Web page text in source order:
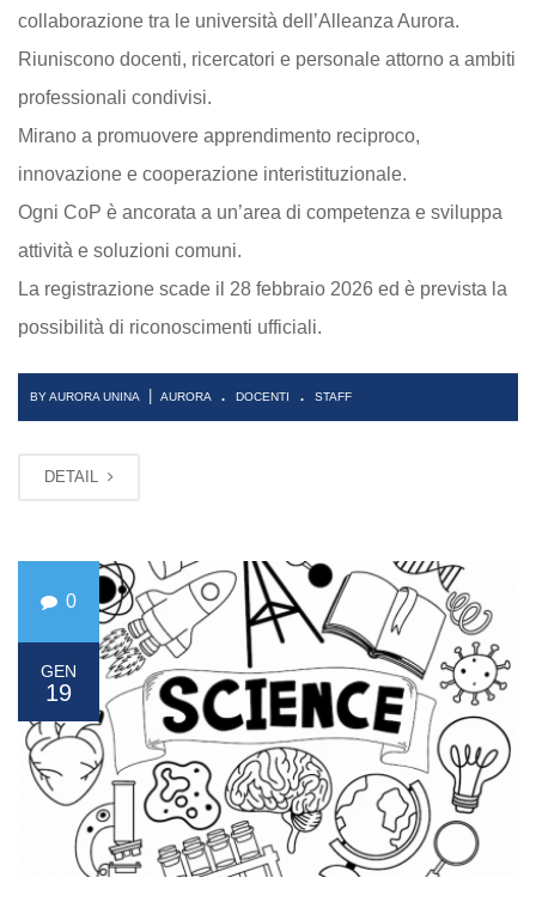
collaborazione tra le università dell’Alleanza Aurora.
Riuniscono docenti, ricercatori e personale attorno a ambiti
professionali condivisi.
Mirano a promuovere apprendimento reciproco,
innovazione e cooperazione interistituzionale.
Ogni CoP è ancorata a un’area di competenza e sviluppa
attività e soluzioni comuni.
La registrazione scade il 28 febbraio 2026 ed è prevista la
possibilità di riconoscimenti ufficiali.
BY AURORA UNINA AURORA . DOCENTI . STAFF
DETAIL
0
GEN
19